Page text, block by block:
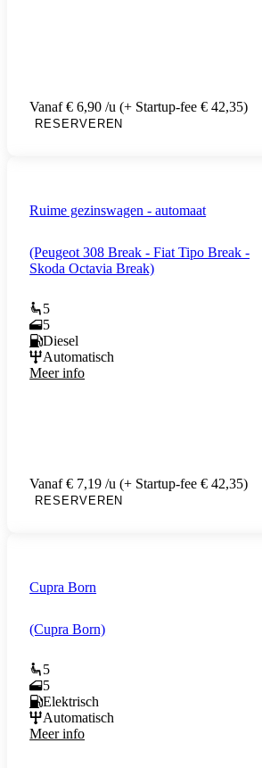
Vanaf € 6,90 /u (+ Startup-fee € 42,35)
RESERVEREN
Ruime gezinswagen - automaat
(Peugeot 308 Break - Fiat Tipo Break -
Skoda Octavia Break)
5
5
Diesel
Automatisch
Meer info
Vanaf € 7,19 /u (+ Startup-fee € 42,35)
RESERVEREN
Cupra Born
(Cupra Born)
5
5
Elektrisch
Automatisch
Meer info